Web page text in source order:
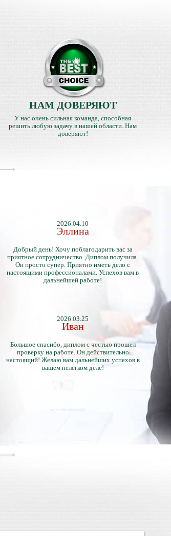
НАМ ДОВЕРЯЮТ
У нас очень сильная команда, способная
решить любую задачу в нашей области. Нам
доверяют!
2026.04.10
Эллина
Добрый день! Хочу поблагодарить вас за
приятное сотрудничество. Диплом получила.
Он просто супер. Приятно иметь дело с
настоящими профессионалами. Успехов вам в
дальнейшей работе!
2026.03.25
Иван
Большое спасибо, диплом с честью прошел
проверку на работе. Он действительно
настоящий! Желаю вам дальнейших успехов в
вашем нелегком деле!